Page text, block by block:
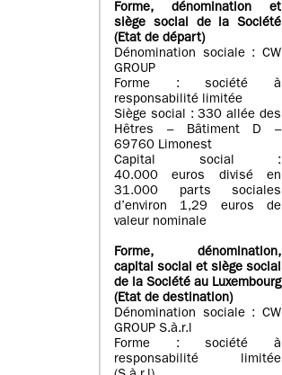
Forme, dénomination et
siège social de la Société
(Etatde départ)
Dénomination sociale : CW
GROUP
Forme : société à
responsabilité limitée
Siège social : 330 allée des
Hêtres – Bâtiment D –
69760 Limonest
Capital social :
40.000 euros divisé en
31.000 parts sociales
d’environ 1,29 euros de
valeur nominale
Forme, dénomination,
capital social et siège social
de la Société au Luxembourg
(Etat de destination)
Dénomination sociale : CW
GROUP S.à.r.l
Forme : société à
responsabilité limitée